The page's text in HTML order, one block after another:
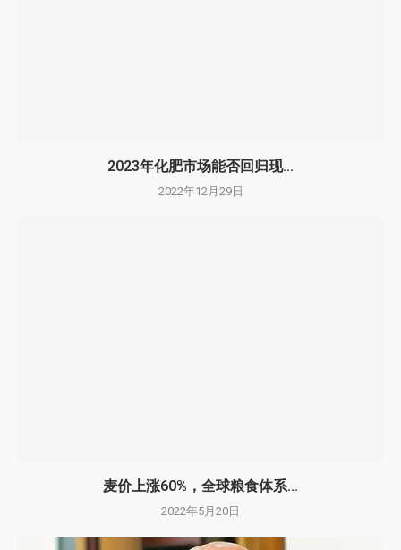
2023年化肥市场能否回归现...
2022年12月29日
麦价上涨60%，全球粮食体系...
2022年5月20日